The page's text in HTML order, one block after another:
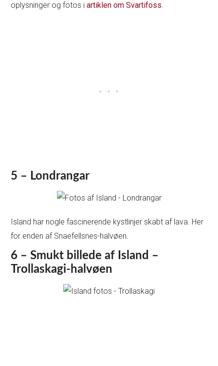
oplysninger og fotos iartiklen om Svartifoss.
5 – Londrangar
Island har nogle fascinerende kystlinjer skabt af lava. Her
for enden af Snaefellsnes-halvøen.
6 – Smukt billede af Island –
Trollaskagi-halvøen